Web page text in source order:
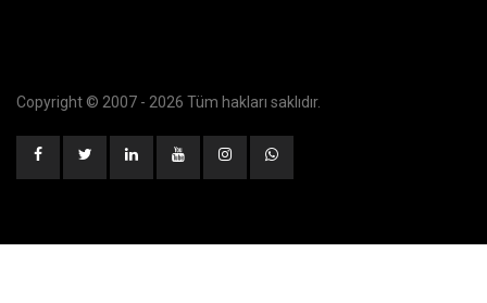
Copyright © 2007 - 2026 Tüm hakları saklıdır.